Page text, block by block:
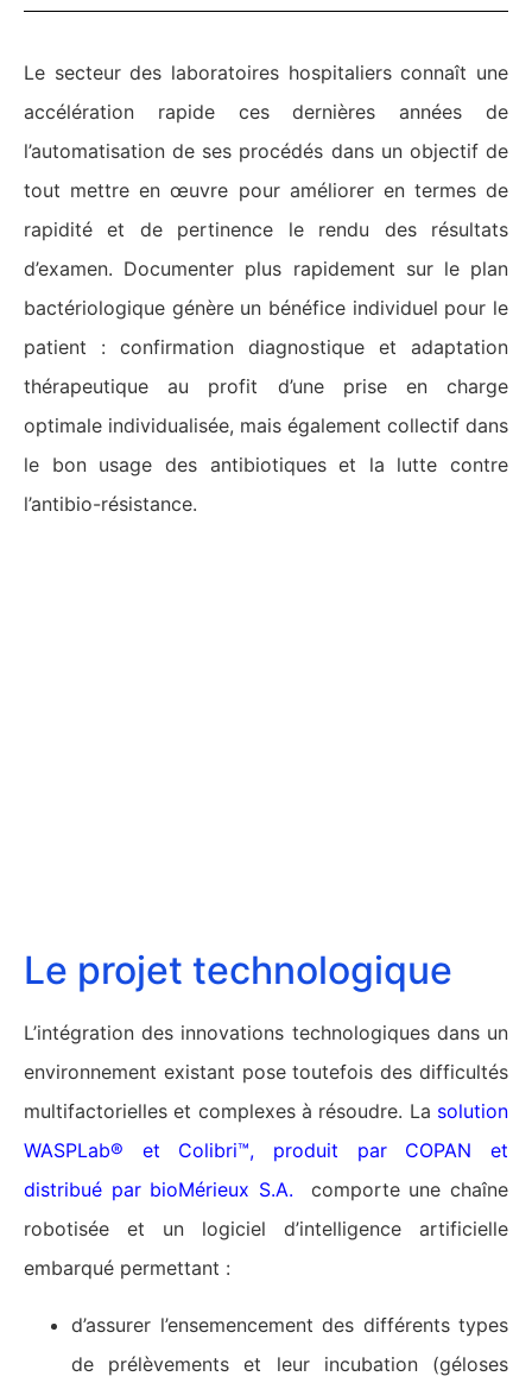
Le secteur des laboratoires hospitaliers connaît une
accélération rapide ces dernières années de
l’automatisation de ses procédés dans un objectif de
tout mettre en œuvre pour améliorer en termes de
rapidité et de pertinence le rendu des résultats
d’examen. Documenter plus rapidement sur le plan
bactériologique génère un bénéfice individuel pour le
patient : confirmation diagnostique et adaptation
thérapeutique au profit d’une prise en charge
optimale individualisée, mais également collectif dans
le bon usage des antibiotiques et la lutte contre
l’antibio-résistance.
Le projet technologique
L’intégration des innovations technologiques dans un
environnement existant pose toutefois des difficultés
multifactorielles et complexes à résoudre. La solution
WASPLab® et Colibri™, produit par COPAN et
distribué par bioMérieux S.A. comporte une chaîne
robotisée et un logiciel d’intelligence artificielle
embarqué permettant :
d’assurer l’ensemencement des différents types
de prélèvements et leur incubation (géloses